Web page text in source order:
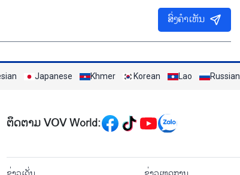
ສົ່ງຄຳເຫັນ
Japanese Khmer Korean Lao Russian
Mạng xã hội
ຕິດຕາມ VOV World: